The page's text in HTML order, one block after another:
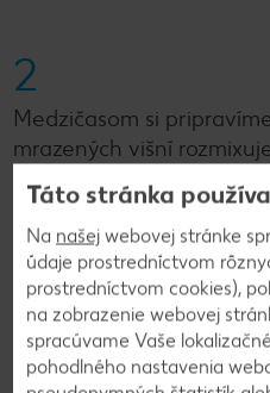
2
Medzičasom si
mrazených višní
prelejeme do hrnca,
cukor. Privedieme do
3
Vymastíme si plech s
Polovicu cesta
Táto stránka
Na našej webovej stránke
údaje prostredníctvom
prostredníctvom cookies),
na zobrazenie webovej
spracúvame Vaše
pohodlného nastavenia